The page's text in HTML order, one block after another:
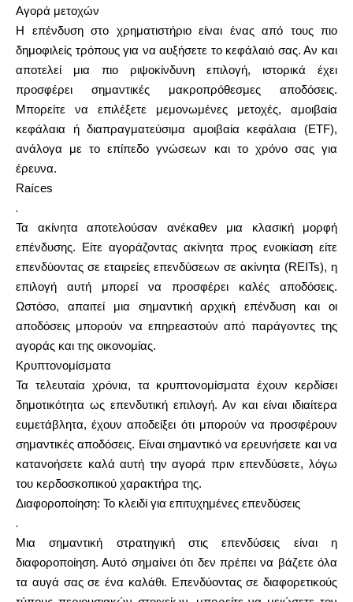
Αγορά μετοχών
Η επένδυση στο χρηματιστήριο είναι ένας από τους πιο
δημοφιλείς τρόπους για να αυξήσετε το κεφάλαιό σας. Αν και
αποτελεί μια πιο ριψοκίνδυνη επιλογή, ιστορικά έχει
προσφέρει σημαντικές μακροπρόθεσμες αποδόσεις.
Μπορείτε να επιλέξετε μεμονωμένες μετοχές, αμοιβαία
κεφάλαια ή διαπραγματεύσιμα αμοιβαία κεφάλαια (ETF),
ανάλογα με το επίπεδο γνώσεων και το χρόνο σας για
έρευνα.
Raíces
.
Τα ακίνητα αποτελούσαν ανέκαθεν μια κλασική μορφή
επένδυσης. Είτε αγοράζοντας ακίνητα προς ενοικίαση είτε
επενδύοντας σε εταιρείες επενδύσεων σε ακίνητα (REITs), η
επιλογή αυτή μπορεί να προσφέρει καλές αποδόσεις.
Ωστόσο, απαιτεί μια σημαντική αρχική επένδυση και οι
αποδόσεις μπορούν να επηρεαστούν από παράγοντες της
αγοράς και της οικονομίας.
Κρυπτονομίσματα
Τα τελευταία χρόνια, τα κρυπτονομίσματα έχουν κερδίσει
δημοτικότητα ως επενδυτική επιλογή. Αν και είναι ιδιαίτερα
ευμετάβλητα, έχουν αποδείξει ότι μπορούν να προσφέρουν
σημαντικές αποδόσεις. Είναι σημαντικό να ερευνήσετε και να
κατανοήσετε καλά αυτή την αγορά πριν επενδύσετε, λόγω
του κερδοσκοπικού χαρακτήρα της.
Διαφοροποίηση: Το κλειδί για επιτυχημένες επενδύσεις
.
Μια σημαντική στρατηγική στις επενδύσεις είναι η
διαφοροποίηση. Αυτό σημαίνει ότι δεν πρέπει να βάζετε όλα
τα αυγά σας σε ένα καλάθι. Επενδύοντας σε διαφορετικούς